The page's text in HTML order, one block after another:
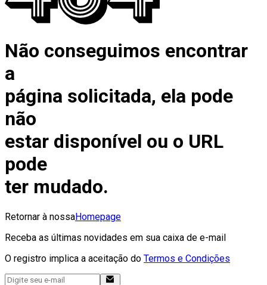
Não conseguimos encontrar
a
página solicitada, ela pode
não
estar disponível ou o URL
pode
ter mudado.
Retornar à nossaHomepage
Receba as últimas novidades em sua caixa de e-mail
O registro implica a aceitação do Termos e Condições